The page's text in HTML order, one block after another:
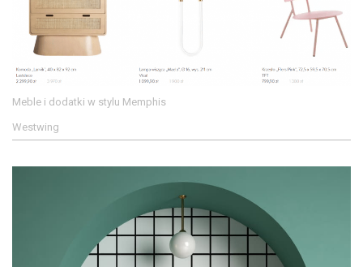
Meble i dodatki w stylu Memphis
Westwing